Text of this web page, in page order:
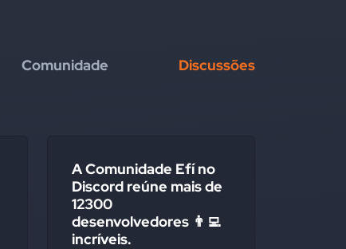
Comunidade Discussões
A Comunidade Efí no
Discord reúne mais de
12300
desenvolvedores 👨‍💻
incríveis.